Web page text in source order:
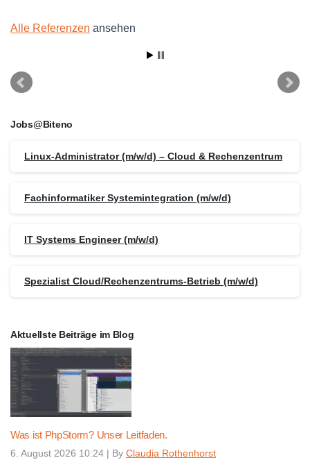
Alle Referenzen ansehen
Jobs@Biteno
Linux-Administrator (m/w/d) – Cloud & Rechenzentrum
Fachinformatiker Systemintegration (m/w/d)
IT Systems Engineer (m/w/d)
Spezialist Cloud/Rechenzentrums-Betrieb (m/w/d)
Aktuellste Beiträge im Blog
Was ist PhpStorm? Unser Leitfaden.
6. August 2026 10:24 | By Claudia Rothenhorst